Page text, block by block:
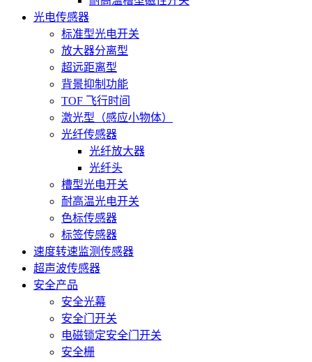
光电传感器
标准型光电开关
放大器分离型
超远距离型
背景抑制功能
TOF 飞行时间
激光型（感应小物体）
光纤传感器
光纤放大器
光纤头
槽型光电开关
耐高温光电开关
色标传感器
标签传感器
速度转速监测传感器
超声波传感器
安全产品
安全光幕
安全门开关
电磁锁定安全门开关
安全栅